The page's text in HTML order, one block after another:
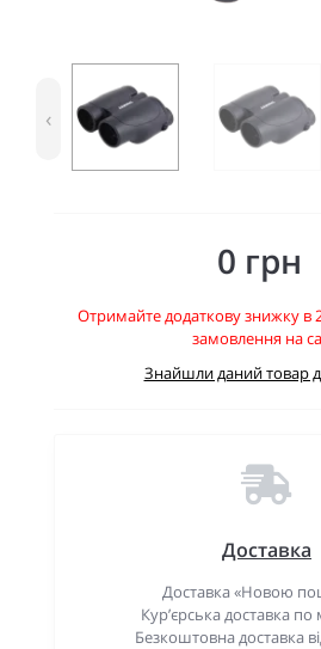
‹
0 грн
Отримайте додаткову знижку в
замовлення на
Знайшли даний товар
Доставка
Доставка «Новою
Кур’єрська доставка по
Безкоштовна доставка